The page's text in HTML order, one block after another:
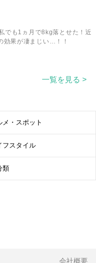
でも1ヵ月で8kg落とせた！近
効果が凄まじい…！！
一覧を見る >
メ・スポット
フスタイル
類
会社概要